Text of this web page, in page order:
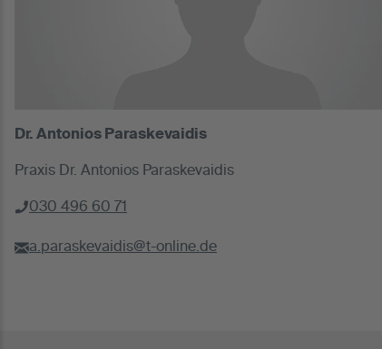
Dr. Antonios Paraskevaidis
Praxis Dr. Antonios Paraskevaidis
030 496 60 71
a.paraskevaidis@t-online.de